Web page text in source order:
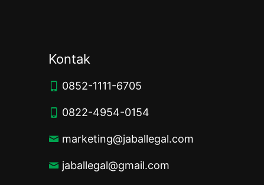
Kontak
0852-1111-6705
0822-4954-0154
marketing@jaballegal.com
jaballegal@gmail.com